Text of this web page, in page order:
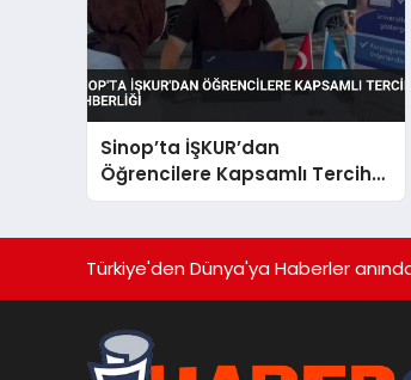
Sinop’ta İŞKUR’dan
Öğrencilere Kapsamlı Tercih
Rehberliği
Türkiye'den Dünya'ya Haberler